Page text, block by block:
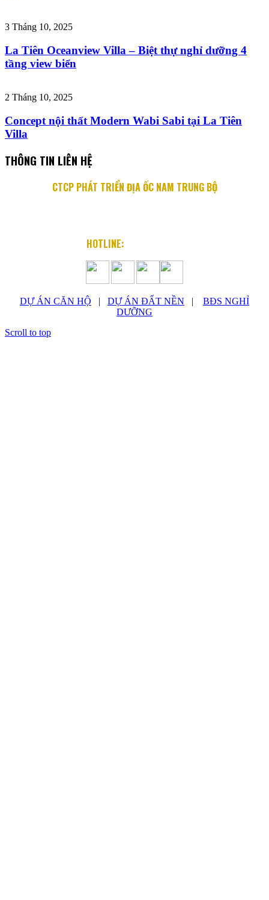
3 Tháng 10, 2025
La Tiên Oceanview Villa – Biệt thự nghỉ dưỡng 4
tầng view biển
2 Tháng 10, 2025
Concept nội thất Modern Wabi Sabi tại La Tiên
Villa
THÔNG TIN LIÊN HỆ
CTCP PHÁT TRIỂN ĐỊA ỐC NAM TRUNG BỘ
HOTLINE:
DỰ ÁN CĂN HỘ | DỰ ÁN ĐẤT NỀN | BĐS NGHỈ
DƯỠNG
Scroll to top